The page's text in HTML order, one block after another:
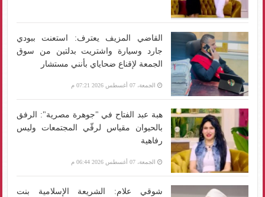
القاضي المزيف يعترف: استعنت ببودي
جارد وسيارة واشتريت بدلتين من سوق
الجمعة لإقناع ضحاياي بأنني مستشار
الجمعة، 07 أغسطس 2026 07:21 م
هبة عبد الفتاح في "جوهرة مصرية": الرفق
بالحيوان مقياس لرقّي المجتمعات وليس
رفاهية
الجمعة، 07 أغسطس 2026 06:44 م
شوقي علام: الشريعة الإسلامية بنت